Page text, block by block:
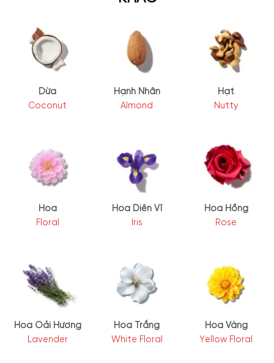
Dừa
Coconut
Hạnh Nhân
Almond
Hạt
Nutty
Hoa
Floral
Hoa Diên Vĩ
Iris
Hoa Hồng
Rose
Hoa Oải Hương
Lavender
Hoa Trắng
White Floral
Hoa Vàng
Yellow Floral